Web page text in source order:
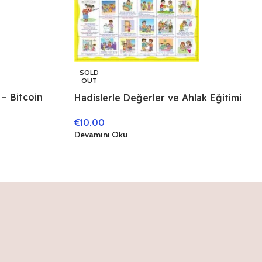
Bitcoin
SOLD
OUT
Hadislerle Değerler ve Ahlak Eğitimi
€10.00
Devamını Oku